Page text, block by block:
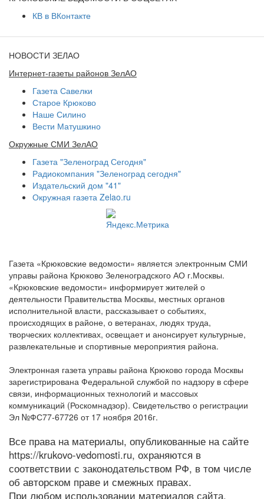
КВ в ВКонтакте
НОВОСТИ ЗЕЛАО
Интернет-газеты районов ЗелАО
Газета Савелки
Старое Крюково
Наше Силино
Вести Матушкино
Окружные СМИ ЗелАО
Газета "Зеленоград Сегодня"
Радиокомпания "Зеленоград сегодня"
Издательский дом "41"
Окружная газета Zelao.ru
Газета «Крюковские ведомости» является электронным СМИ
управы района Крюково Зеленоградского АО г.Москвы.
«Крюковские ведомости» информирует жителей о
деятельности Правительства Москвы, местных органов
исполнительной власти, рассказывает о событиях,
происходящих в районе, о ветеранах, людях труда,
творческих коллективах, освещает и анонсирует культурные,
развлекательные и спортивные мероприятия района.
Электронная газета управы района Крюково города Москвы
зарегистрирована Федеральной службой по надзору в сфере
связи, информационных технологий и массовых
коммуникаций (Роскомнадзор). Свидетельство о регистрации
Эл №ФС77-67726 от 17 ноября 2016г.
Все права на материалы, опубликованные на сайте
https://krukovo-vedomosti.ru, охраняются в
соответствии с законодательством РФ, в том числе
об авторском праве и смежных правах.
При любом использовании материалов сайта,